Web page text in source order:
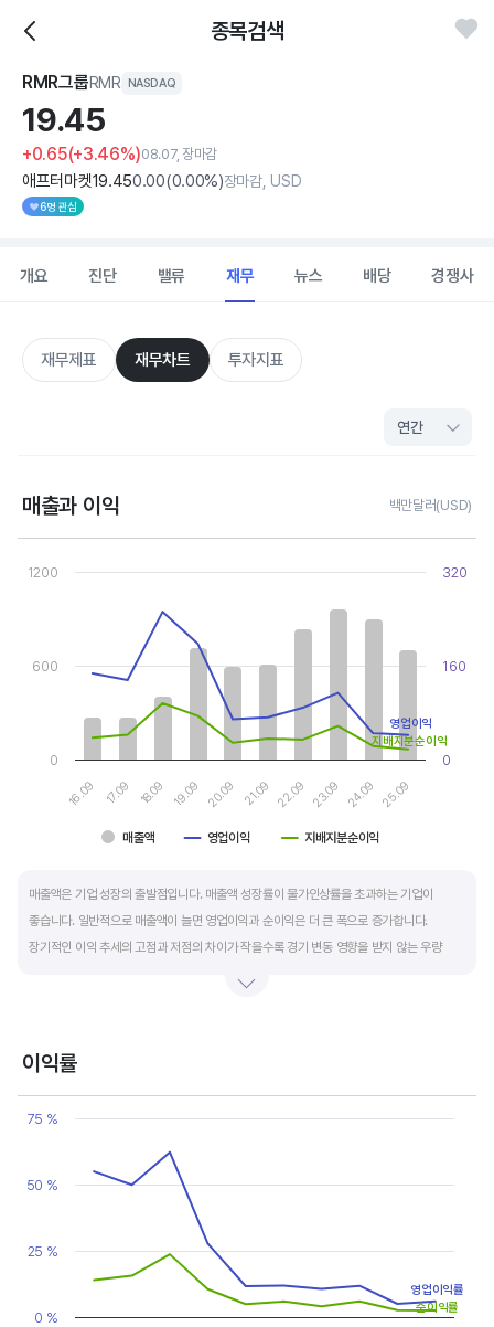
종목검색
RMR그룹RMR NASDAQ
19.45
+0.65(+3.46%)08.07, 장마감
애프터마켓19.450.00(0.00%)장마감, USD
6명 관심
개요 진단 밸류 재무 뉴스 배당 경쟁사
재무제표 재무차트 투자지표
매출과 이익 백만달러(USD)
Chart
View as data table, Chart
The chart has 2 Y axes displaying values, and values.
매출액 영업이익 지배지분순이익
16.09 17.09 18.09 19.09 20.09 21.09 22.09 23.09 24.09 25.09
0
600
1200
0
160
320
영업이익
지배지분순이익
매출액은 기업 성장의 출발점입니다. 매출액 성장률이 물가인상률을 초과하는 기업이
좋습니다. 일반적으로 매출액이 늘면 영업이익과 순이익은 더 큰 폭으로 증가합니다.
장기적인 이익 추세의 고점과 저점의 차이가 작을수록 경기 변동 영향을 받지 않는 우량
매우 클뿐 아니라 수년간 매출액 감소가 이어지기도 합니다. 심할 경우 경기 변동에 따라
출발점이 꾸준한 매출액 증가에서 시작한다는 점을 기억해야 합니다.
이익률
Chart
Line chart with 2 lines.
The chart has 1 X axis displaying categories.
The chart has 1 Y axis displaying values. Data ranges from 2.5
0 %
25 %
50 %
75 %
영업이익률
순이익률